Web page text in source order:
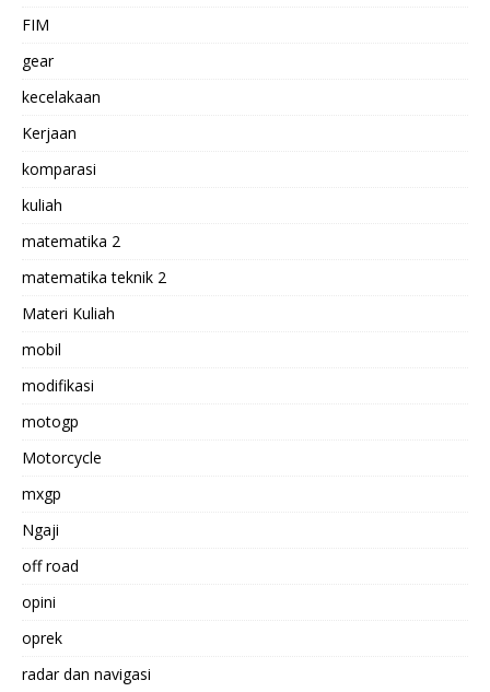
FIM
gear
kecelakaan
Kerjaan
komparasi
kuliah
matematika 2
matematika teknik 2
Materi Kuliah
mobil
modifikasi
motogp
Motorcycle
mxgp
Ngaji
off road
opini
oprek
radar dan navigasi